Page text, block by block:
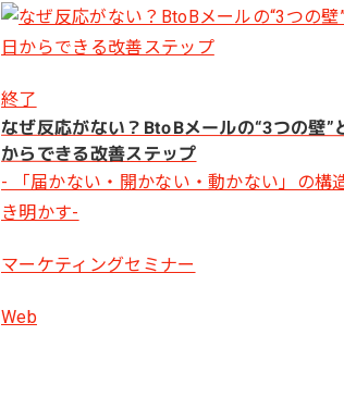
終了
なぜ反応がない？BtoBメールの“3つの壁”
からできる改善ステップ
- 「届かない・開かない・動かない」の構
き明かす-
マーケティングセミナー
Web